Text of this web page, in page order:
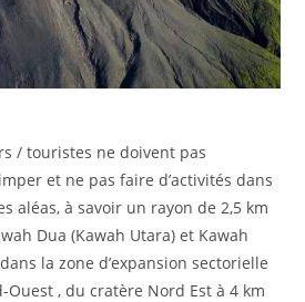
/ touristes ne doivent pas
et ne pas faire d’activités dans
aléas, à savoir un rayon de 2,5 km
Dua (Kawah Utara) et Kawah
la zone d’expansion sectorielle
, du cratère Nord Est à 4 km